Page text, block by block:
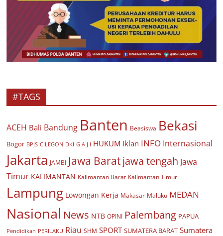
#TAGS
ACEH Bali Bandung Banten Beasiswa Bekasi
Bogor BPJS CILEGON DKI G A J I HUKUM Iklan INFO Internasional
Jakarta JAMBI Jawa Baratjawa tengah Jawa
Timur KALIMANTAN Kalimantan Barat Kalimantan Timur
Lampung Lowongan Kerja Makasar Maluku MEDAN
Nasional News NTB OPINI Palembang PAPUA
Pendidikan PERILAKU Riau SHM SPORT SUMATERA BARAT Sumatera